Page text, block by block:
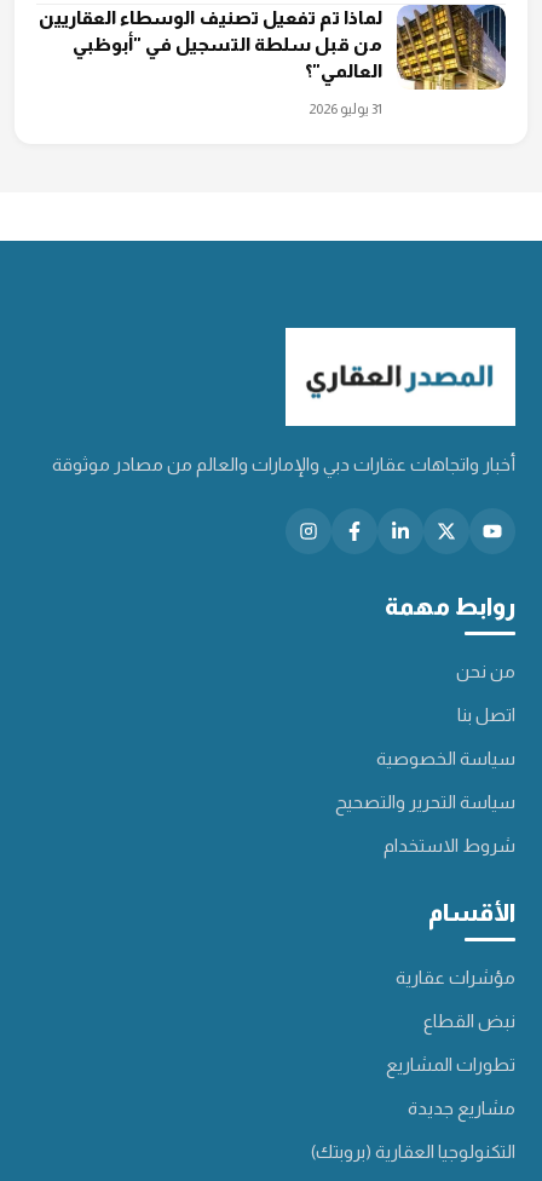
لماذا تم تفعيل تصنيف الوسطاء العقاريين
من قبل ‏سلطة التسجيل في "أبوظبي
العالمي"؟
31 يوليو 2026
أخبار واتجاهات عقارات دبي والإمارات والعالم من مصادر موثوقة
روابط مهمة
من نحن
اتصل بنا
سياسة الخصوصية
سياسة التحرير والتصحيح
شروط الاستخدام
الأقسام
مؤشرات عقارية
نبض القطاع
تطورات المشاريع
مشاريع جديدة
التكنولوجيا العقارية (بروبتك)